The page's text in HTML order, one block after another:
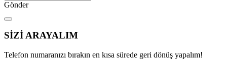
Gönder
SİZİ ARAYALIM
Telefon numaranızı bırakın en kısa sürede geri dönüş yapalım!